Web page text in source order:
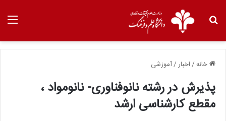
خانه/اخبار/آموزشی
پذیرش در رشته نانوفناوری- نانومواد ،
مقطع کارشناسی ارشد